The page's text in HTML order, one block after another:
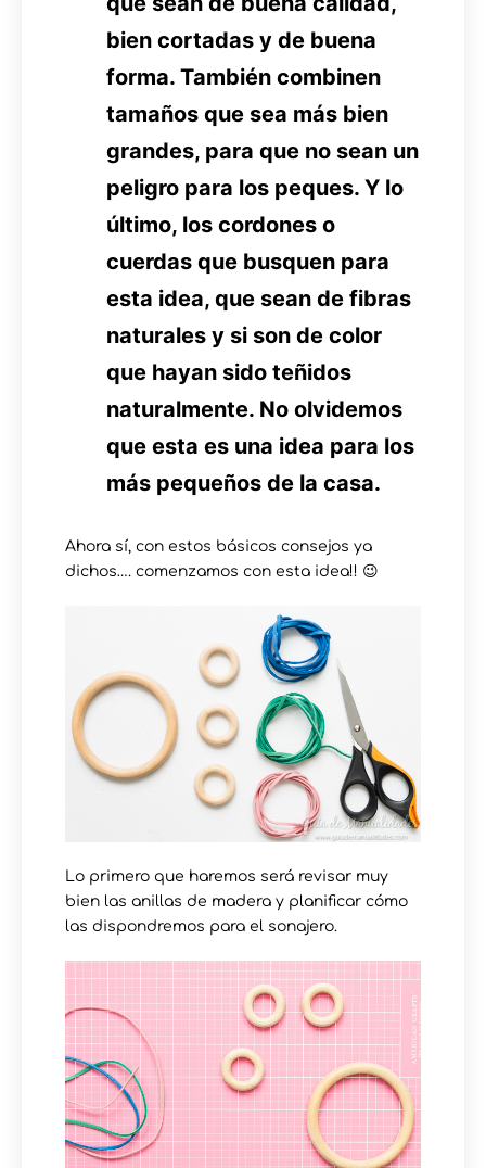
bien cortadas y de buena
forma. También combinen
tamaños que sea más bien
grandes, para que no sean un
peligro para los peques. Y lo
último, los cordones o
cuerdas que busquen para
esta idea, que sean de fibras
naturales y si son de color
que hayan sido teñidos
naturalmente. No olvidemos
que esta es una idea para los
más pequeños de la casa.
Ahora sí, con estos básicos consejos ya
dichos…. comenzamos con esta idea!! 😉
Lo primero que haremos será revisar muy
bien las anillas de madera y planificar cómo
las dispondremos para el sonajero.